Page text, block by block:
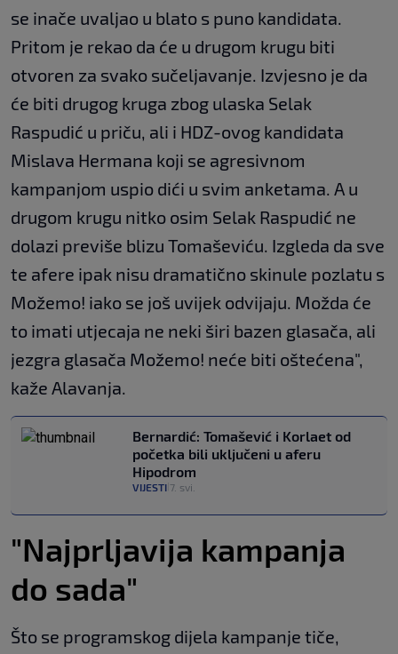
se inače uvaljao u blato s puno kandidata.
Pritom je rekao da će u drugom krugu biti
otvoren za svako sučeljavanje. Izvjesno je da
će biti drugog kruga zbog ulaska Selak
Raspudić u priču, ali i HDZ-ovog kandidata
Mislava Hermana koji se agresivnom
kampanjom uspio dići u svim anketama. A u
drugom krugu nitko osim Selak Raspudić ne
dolazi previše blizu Tomaševiću. Izgleda da sve
te afere ipak nisu dramatično skinule pozlatu s
Možemo! iako se još uvijek odvijaju. Možda će
to imati utjecaja ne neki širi bazen glasača, ali
jezgra glasača Možemo! neće biti oštećena",
kaže Alavanja.
Bernardić: Tomašević i Korlaet od
početka bili uključeni u aferu
Hipodrom
VIJESTI 7. svi.
"Najprljavija kampanja
do sada"
Što se programskog dijela kampanje tiče,